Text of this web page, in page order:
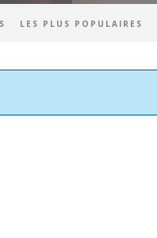
LES PLUS POPULAIRES